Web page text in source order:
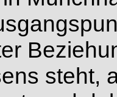
steht,